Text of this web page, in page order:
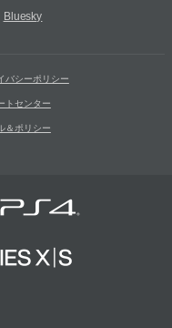
Bluesky
バシーポリシー
トセンター
＆ポリシー